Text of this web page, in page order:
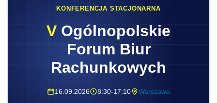
KONFERENCJA STACJONARNA
V Ogólnopolskie
Forum Biur
Rachunkowych
16.09.2026 8:30-17:10 Warszawa